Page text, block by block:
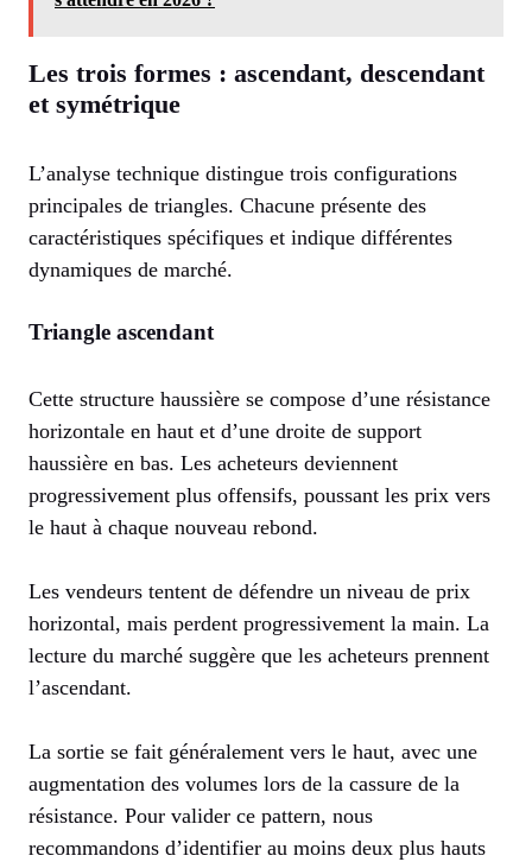
Les trois formes : ascendant, descendant
et symétrique
L’analyse technique distingue trois configurations
principales de triangles. Chacune présente des
caractéristiques spécifiques et indique différentes
dynamiques de marché.
Triangle ascendant
Cette structure haussière se compose d’une résistance
horizontale en haut et d’une droite de support
haussière en bas. Les acheteurs deviennent
progressivement plus offensifs, poussant les prix vers
le haut à chaque nouveau rebond.
Les vendeurs tentent de défendre un niveau de prix
horizontal, mais perdent progressivement la main. La
lecture du marché suggère que les acheteurs prennent
l’ascendant.
La sortie se fait généralement vers le haut, avec une
augmentation des volumes lors de la cassure de la
résistance. Pour valider ce pattern, nous
recommandons d’identifier au moins deux plus hauts